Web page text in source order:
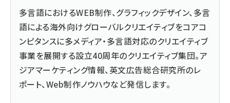
多言語におけるWEB制作、グラフィックデザイン、多言
語による海外向けグローバルクリエイティブをコアコ
ンピタンスに多メディア・多言語対応のクリエイティブ
事業を展開する設立40周年のクリエイティブ集団。ア
ジアマーケティング情報、英文広告総合研究所のレ
ポート、Web制作ノウハウなど発信します。